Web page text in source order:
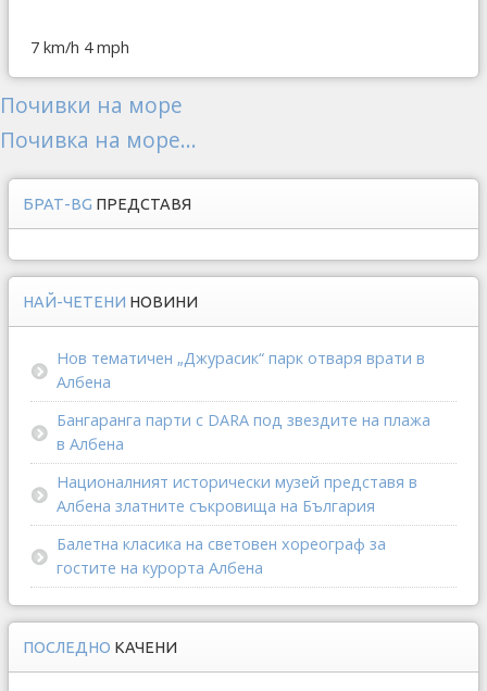
7 km/h 4 mph
Почивки на море
Почивка на море...
БРАТ-BG ПРЕДСТАВЯ
НАЙ-ЧЕТЕНИ НОВИНИ
Нов тематичен „Джурасик“ парк отваря врати в
Албена
Бангаранга парти с DARA под звездите на плажа
в Албена
Националният исторически музей представя в
Албена златните съкровища на България
Балетна класика на световен хореограф за
гостите на курорта Албена
ПОСЛЕДНО КАЧЕНИ